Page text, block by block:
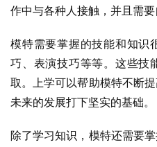
作中与各种人接触，并且需要
模特需要掌握的技能和知识
巧、表演技巧等等。这些技
取。上学可以帮助模特不断
未来的发展打下坚实的基础。
除了学习知识，模特还需要